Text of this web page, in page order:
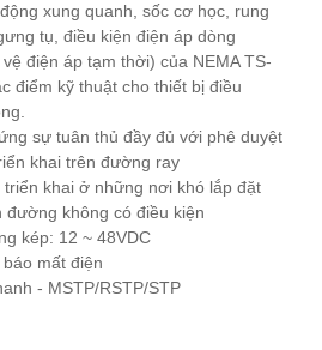
xung quanh, sốc cơ học, rung
tụ, điều kiện điện áp dòng
điện áp tạm thời) của NEMA TS-
điểm kỹ thuật cho thiết bị điều
sự tuân thủ đầy đủ với phê duyệt
khai trên đường ray
khai ở những nơi khó lắp đặt
đường không có điều kiện
kép: 12 ~ 48VDC
mất điện
- MSTP/RSTP/STP